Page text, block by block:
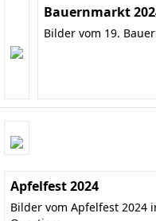
Bauernmarkt
Bilder vom 19.
Apfelfest 2024
Bilder vom Apfelfest 2024